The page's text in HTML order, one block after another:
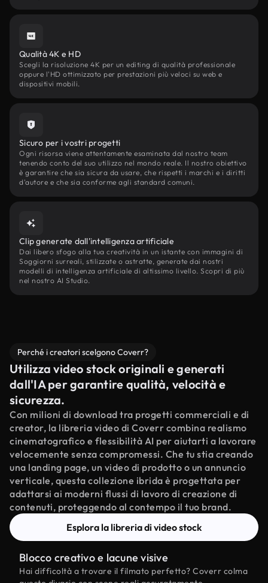
Qualità 4K e HD
Scegli la risoluzione 4K per un editing di qualità professionale
oppure l'HD ottimizzato per prestazioni più veloci su web e
dispositivi mobili.
Sicuro per i vostri progetti
Ogni risorsa viene attentamente esaminata dal nostro team
tenendo conto del suo utilizzo nel mondo reale. Il nostro obiettivo
è garantire che sia sicura da usare, che rispetti i marchi e i diritti
d'autore e che sia conforme agli standard comuni.
Clip generate dall'intelligenza artificiale
Dai libero sfogo alla tua creatività in un istante con immagini di
Soggiorni surreali, stilizzate o astratte, generate dai nostri
modelli di intelligenza artificiale di altissimo livello. Scopri di più
nel nostro AI Studio.
Perché i creatori scelgono Coverr?
Utilizza video stock originali e generati
dall'IA per garantire qualità, velocità e
sicurezza.
Con milioni di download tra progetti commerciali e di
creator, la libreria video di Coverr combina realismo
cinematografico e flessibilità AI per aiutarti a lavorare
velocemente senza compromessi. Che tu stia creando
una landing page, un video di prodotto o un annuncio
verticale, questa collezione ibrida è progettata per
adattarsi ai moderni flussi di lavoro di creazione di
contenuti, proteggendo al contempo il tuo brand.
Esplora la libreria di video stock
Blocco creativo e lacune visive
Hai difficoltà a trovare il filmato perfetto? Coverr colma